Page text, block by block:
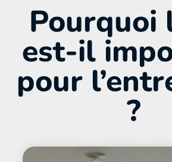
Pourquoi
est-il
pour
?